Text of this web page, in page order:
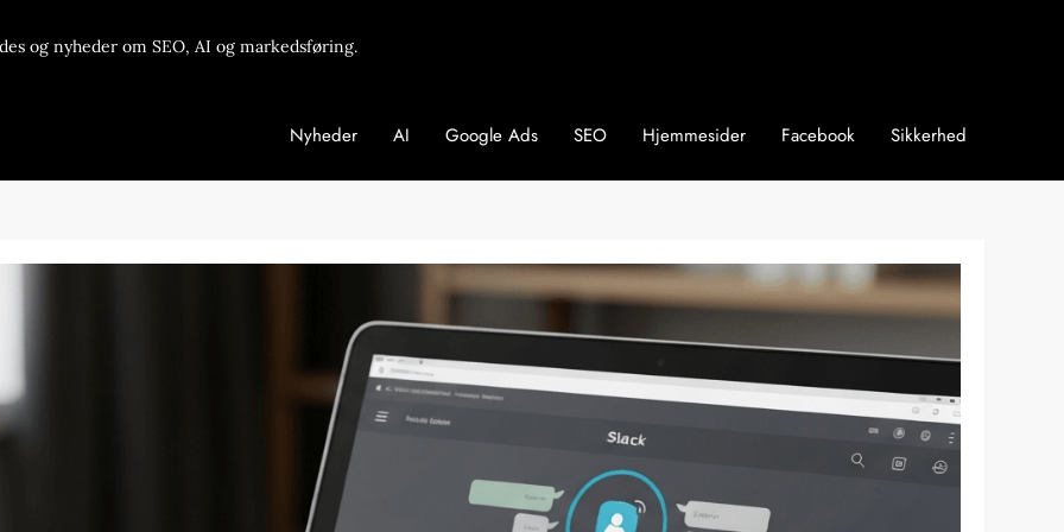
og nyheder om SEO, AI og markedsføring.
Nyheder AI Google Ads SEO Hjemmesider Facebook Sikkerhed